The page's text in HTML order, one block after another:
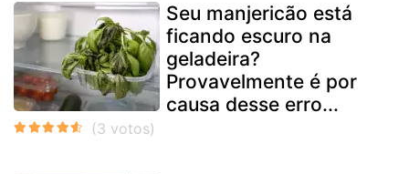
Seu manjericão está
ficando escuro na
geladeira?
Provavelmente é por
causa desse erro...